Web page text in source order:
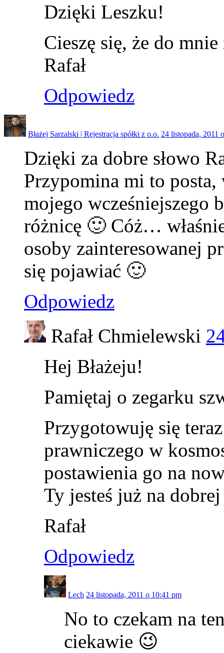
Dzięki Leszku!
Cieszę się, że do mnie
Rafał
Odpowiedz
Błażej Sarzalski | Rejestracja spółki z o.o. 24 listopada, 2011
Dzięki za dobre słowo
Przypomina mi to posta,
mojego wcześniejszego
różnicę 🙂 Cóż…
osoby zainteresowanej
się pojawiać 🙂
Odpowiedz
Rafał Chmielewski
Hej Błażeju!
Pamiętaj o zegarku
Przygotowuję się
prawniczego w
postawienia go na
Ty jesteś już na
Rafał
Odpowiedz
Lech 24 listopada, 2011 o 10:41 pm
No to czekam na
ciekawie 😉